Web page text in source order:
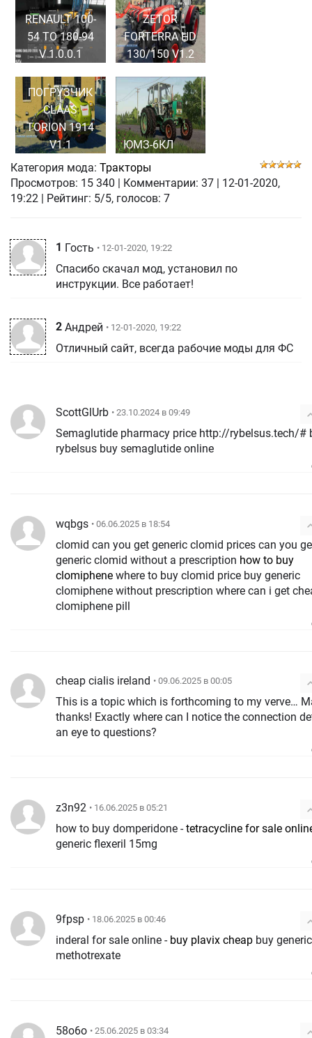
RENAULT 100-
54 TO 180-94
V 1.0.0.1
ZETOR
FORTERRA HD
130/150 V1.2
ПОГРУЗЧИК
CLAAS
TORION 1914
V1.1
ЮМЗ-6КЛ
Категория мода: Тракторы
Просмотров: 15 340 Комментарии: 37
12-01-2020,
19:22
| Рейтинг: 5/5, голосов: 7
1 Гость • 12-01-2020, 19:22
Спасибо скачал мод, установил по
инструкции. Все работает!
2 Андрей • 12-01-2020, 19:22
Отличный сайт, всегда рабочие моды для ФС
ScottGlUrb • 23.10.2024 в 09:49
Semaglutide pharmacy price http://rybelsus.tech/#
rybelsus buy semaglutide online
wqbgs • 06.06.2025 в 18:54
clomid can you get generic clomid prices can you
generic clomid without a prescription how to buy
clomiphene where to buy clomid price buy generic
clomiphene without prescription where can i get
clomiphene pill
cheap cialis ireland • 09.06.2025 в 00:05
This is a topic which is forthcoming to my verve…
thanks! Exactly where can I notice the connection
an eye to questions?
z3n92 • 16.06.2025 в 05:21
how to buy domperidone -tetracycline for sale
generic flexeril 15mg
9fpsp • 18.06.2025 в 00:46
inderal for sale online - buy plavix cheap buy generic
methotrexate
58o6o • 25.06.2025 в 03:34